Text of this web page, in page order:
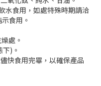
水食用，如處特殊時期請洽
食用。
處。
)。
快食用完畢，以確保產品